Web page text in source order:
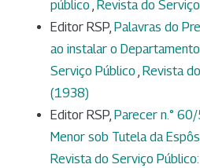
público , Revista do
Editor RSP, Palavras do
ao instalar o
Serviço Público , Revista
(1938)
Editor RSP, Parecer n.°
Menor sob Tutela da
Revista do Serviço